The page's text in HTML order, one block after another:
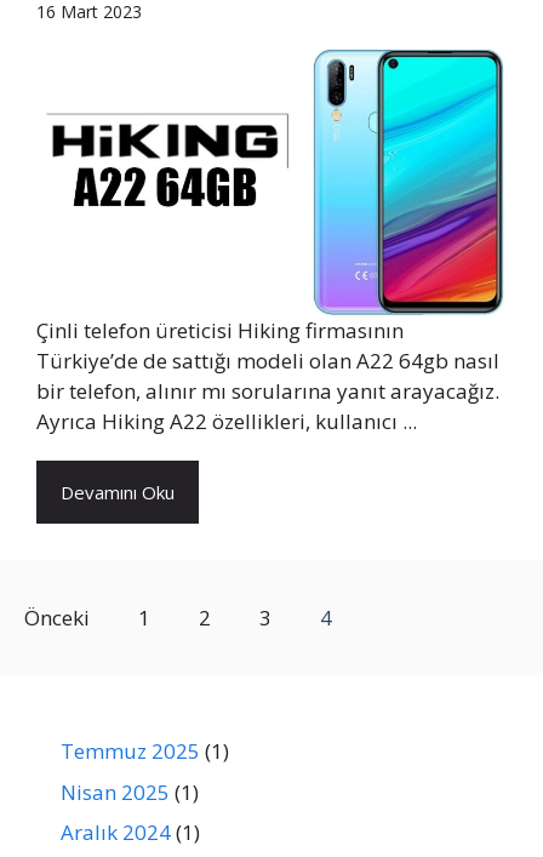
16 Mart 2023
Çinli telefon üreticisi Hiking firmasının
Türkiye’de de sattığı modeli olan A22 64gb nasıl
bir telefon, alınır mı sorularına yanıt arayacağız.
Ayrıca Hiking A22 özellikleri, kullanıcı ...
Devamını Oku
Önceki 1 2 3 4
Temmuz 2025 (1)
Nisan 2025 (1)
Aralık 2024(1)